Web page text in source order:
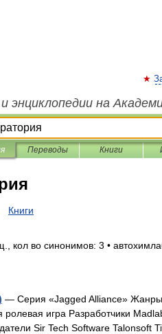
энциклопедии на
Переводы Книги
Книги
кол во синонимов: 3 •
— Серия «Jagged Alliance» Жанры
ролевая игра Разработчики
Sir Tech Software Talonsoft